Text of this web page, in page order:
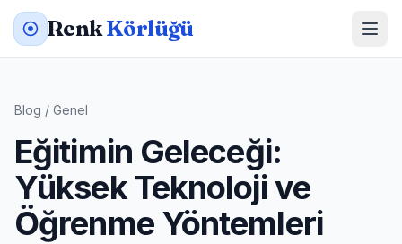
RenkKörlüğü
Blog / Genel
Eğitimin Geleceği:
Yüksek Teknoloji ve
Öğrenme Yöntemleri